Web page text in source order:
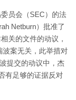
员会（SEC）的法
Netburn）批准了
关的文件的动议，
波案无关，此举措对
提交的动议中，杰
有足够的证据反对